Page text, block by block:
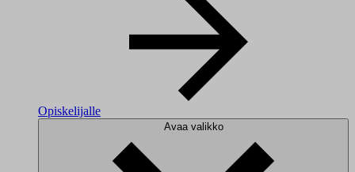
Opiskelijalle
Avaa valikko